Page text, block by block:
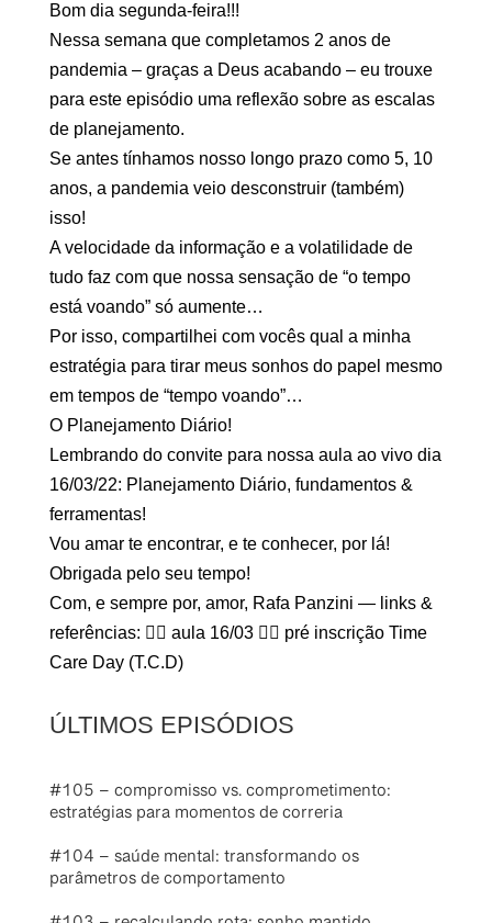
Bom dia segunda-feira!!!
Nessa semana que completamos 2 anos de
pandemia – graças a Deus acabando – eu trouxe
para este episódio uma reflexão sobre as escalas
de planejamento.
Se antes tínhamos nosso longo prazo como 5, 10
anos, a pandemia veio desconstruir (também)
isso!
A velocidade da informação e a volatilidade de
tudo faz com que nossa sensação de “o tempo
está voando” só aumente…
Por isso, compartilhei com vocês qual a minha
estratégia para tirar meus sonhos do papel mesmo
em tempos de “tempo voando”…
O Planejamento Diário!
Lembrando do convite para nossa aula ao vivo dia
16/03/22: Planejamento Diário, fundamentos &
ferramentas!
Vou amar te encontrar, e te conhecer, por lá!
Obrigada pelo seu tempo!
Com, e sempre por, amor, Rafa Panzini — links &
referências: 👉🏽 aula 16/03 👉🏽 pré inscrição Time
Care Day (T.C.D)
ÚLTIMOS EPISÓDIOS
#105 – compromisso vs. comprometimento:
estratégias para momentos de correria
#104 – saúde mental: transformando os
parâmetros de comportamento